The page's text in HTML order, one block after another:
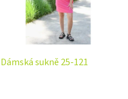
Dámská sukně 25-121